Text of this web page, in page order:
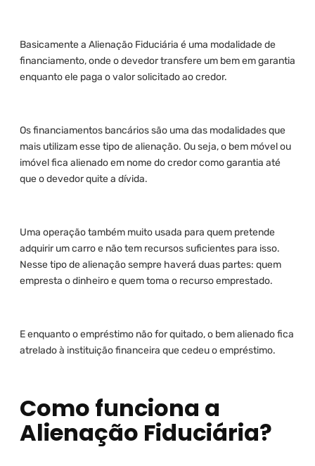
Basicamente a Alienação Fiduciária é uma modalidade de
financiamento, onde o devedor transfere um bem em garantia
enquanto ele paga o valor solicitado ao credor.
Os financiamentos bancários são uma das modalidades que
mais utilizam esse tipo de alienação. Ou seja, o bem móvel ou
imóvel fica alienado em nome do credor como garantia até
que o devedor quite a dívida.
Uma operação também muito usada para quem pretende
adquirir um carro e não tem recursos suficientes para isso.
Nesse tipo de alienação sempre haverá duas partes: quem
empresta o dinheiro e quem toma o recurso emprestado.
E enquanto o empréstimo não for quitado, o bem alienado fica
atrelado à instituição financeira que cedeu o empréstimo.
Como funciona a
Alienação Fiduciária?